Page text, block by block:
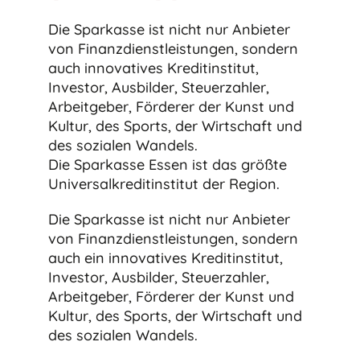
Die Sparkasse ist nicht nur Anbieter
von Finanzdienstleistungen, sondern
auch innovatives Kreditinstitut,
Investor, Ausbilder, Steuerzahler,
Arbeitgeber, Förderer der Kunst und
Kultur, des Sports, der Wirtschaft und
des sozialen Wandels.
Die Sparkasse Essen ist das größte
Universalkreditinstitut der Region.
Die Sparkasse ist nicht nur Anbieter
von Finanzdienstleistungen, sondern
auch ein innovatives Kreditinstitut,
Investor, Ausbilder, Steuerzahler,
Arbeitgeber, Förderer der Kunst und
Kultur, des Sports, der Wirtschaft und
des sozialen Wandels.